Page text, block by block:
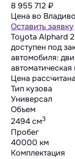
8 955 712 ₽
Цена во
Оставить заявку
Toyota Alphard
доступен под
автомобиля:
Цена
Тип кузова
Универсал
Объем
2494 cм3
Пробег
40000 км
Комплектация